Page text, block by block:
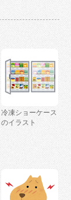
冷凍ショーケース
のイラスト